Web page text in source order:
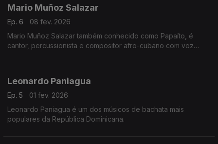
Mario Muñoz Salazar
Ep. 6
08 fev. 2026
Mario Muñoz Salazar também conhecido como Papaíto, é
cantor, percussionista e compositor afro-cubano com voz
Leonardo Paniagua
Ep. 5
01 fev. 2026
Leonardo Paniagua é um dos músicos de bachata mais
populares da República Dominicana.